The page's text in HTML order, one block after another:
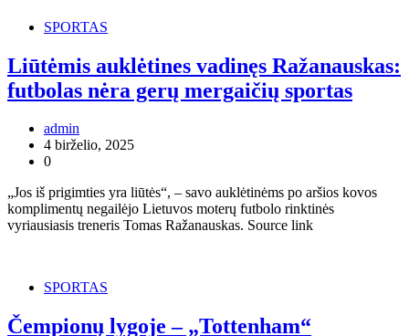
SPORTAS
Liūtėmis auklėtines vadinęs Ražanauskas:
futbolas nėra gerų mergaičių sportas
admin
4 birželio, 2025
0
„Jos iš prigimties yra liūtės“, – savo auklėtinėms po aršios kovos
komplimentų negailėjo Lietuvos moterų futbolo rinktinės
vyriausiasis treneris Tomas Ražanauskas. Source link
SPORTAS
Čempionų lygoje – „Tottenham“